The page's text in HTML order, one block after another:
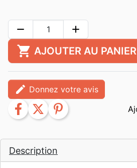
Description
remove add
shopping_cart AJOUTER AU PANIER
edit Donnez votre avis
facebook twitter pinterest